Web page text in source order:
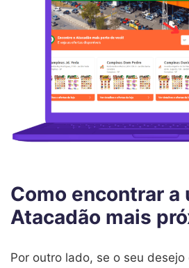
Como encontrar a
Atacadão mais
Por outro lado, se o seu